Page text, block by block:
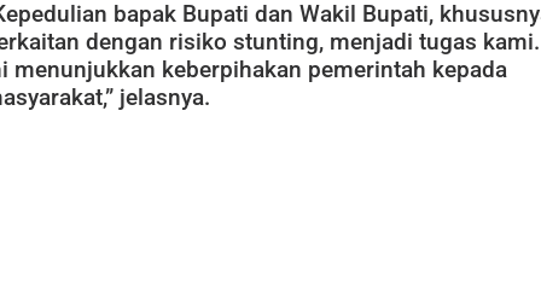
bapak Bupati dan Wakil Bupati,
dengan risiko stunting, menjadi tugas kami.
menunjukkan keberpihakan pemerintah kepada
jelasnya.